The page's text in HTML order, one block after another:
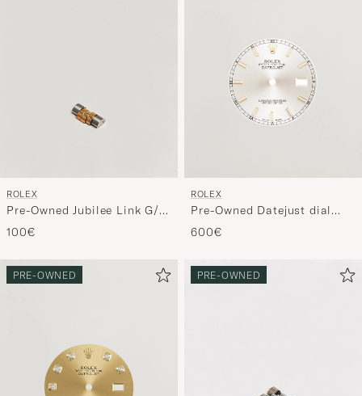
ROLEX
Pre-Owned Jubilee Link G/S
20mm 4/5 ref
100€
ROLEX
Pre-Owned Datejust dial
36mm 12xxxx
600€
PRE-OWNED PRE-OWNED